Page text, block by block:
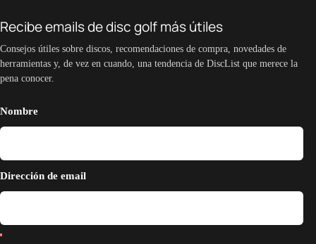
Recibe emails de disc golf más útiles
Consejos útiles sobre discos, recomendaciones de compra, novedades de
herramientas y, de vez en cuando, una tendencia de DiscList que merece la
pena conocer.
Nombre
Dirección de email